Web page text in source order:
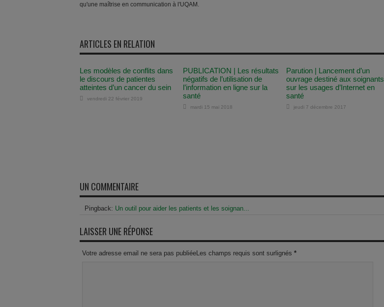
qu'une maîtrise en communication à l'UQAM.
ARTICLES EN RELATION
Les modèles de conflits dans
le discours de patientes
atteintes d’un cancer du sein
vendredi 22 février 2019
PUBLICATION | Les résultats
négatifs de l’utilisation de
l’information en ligne sur la
santé
mardi 15 mai 2018
Parution | Lancement d’un
ouvrage destiné aux soignants
sur les usages d’Internet en
santé
jeudi 7 décembre 2017
UN COMMENTAIRE
Pingback: Un outil pour aider les patients et les soignan...
LAISSER UNE RÉPONSE
Votre adresse email ne sera pas publiéeLes champs requis sont surlignés *